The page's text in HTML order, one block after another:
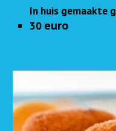
In huis gemaakte g
30 euro